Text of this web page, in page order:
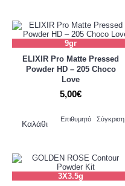
9gr
ELIXIR Pro Matte Pressed
Powder HD – 205 Choco
Love
5,00€
Καλάθι Επιθυμητό Σύγκριση
3Χ3.5g